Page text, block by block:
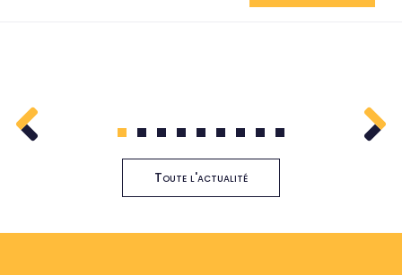
1 2 3 4 5 6 7 8 9
Toute l'actualité